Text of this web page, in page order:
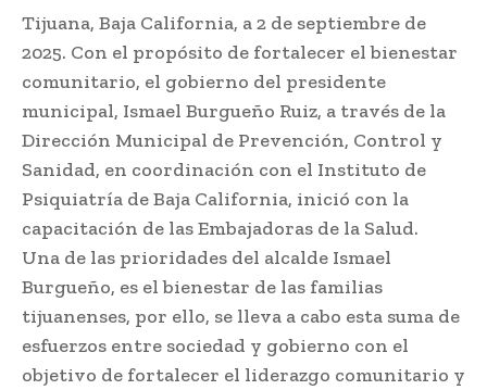
Tijuana, Baja California, a 2 de septiembre de
2025. Con el propósito de fortalecer el bienestar
comunitario, el gobierno del presidente
municipal, Ismael Burgueño Ruiz, a través de la
Dirección Municipal de Prevención, Control y
Sanidad, en coordinación con el Instituto de
Psiquiatría de Baja California, inició con la
capacitación de las Embajadoras de la Salud.
Una de las prioridades del alcalde Ismael
Burgueño, es el bienestar de las familias
tijuanenses, por ello, se lleva a cabo esta suma de
esfuerzos entre sociedad y gobierno con el
objetivo de fortalecer el liderazgo comunitario y